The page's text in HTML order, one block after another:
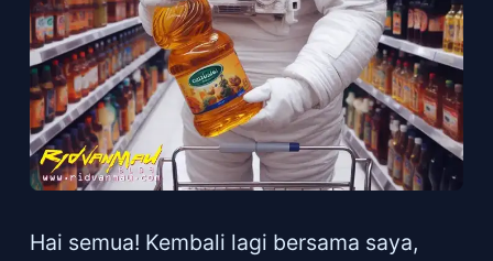
Hai semua! Kembali lagi bersama saya,